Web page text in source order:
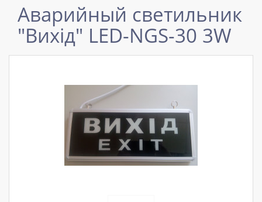
Аварийный светильник
"Вихід" LED-NGS-30 3W